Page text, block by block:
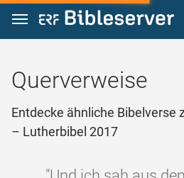
Zum Inhalt springen
Querverweise
Entdecke ähnliche Bibelverse
– Lutherbibel 2017